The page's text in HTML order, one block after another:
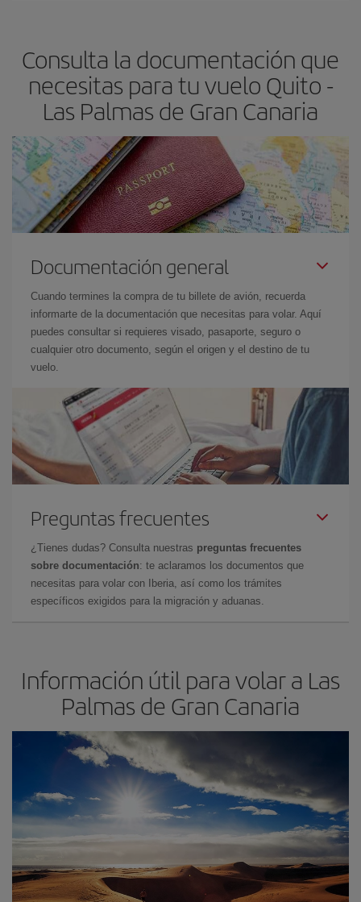
avión más baratos te saldrán. Además, si buscas los vuelos con
las fechas y los horarios del viaje un poco abiertos, podráselegir
el precio más barato.
Consulta la documentación que
necesitas para tu vuelo Quito -
Las Palmas de Gran Canaria
Documentación general
Cuando termines la compra de tu billete de avión, recuerda
informarte de la documentación que necesitas para volar. Aquí
puedes consultar si requieres visado, pasaporte, seguro o
cualquier otro documento, según el origen y el destino de tu
vuelo.
Preguntas frecuentes
¿Tienes dudas? Consulta nuestras preguntas frecuentes
sobre documentación: te aclaramos los documentos que
necesitas para volar con Iberia, así como los trámites
específicos exigidos para la migración y aduanas.
Información útil para volar a Las
Palmas de Gran Canaria